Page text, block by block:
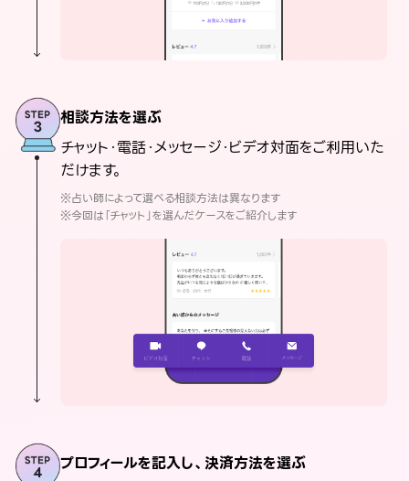
相談方法を選ぶ
チャット・電話・メッセージ・ビデオ対面をご利用いた
だけます。
※占い師によって選べる相談方法は異なります
※今回は「チャット」を選んだケースをご紹介します
プロフィールを記入し、決済方法を選ぶ